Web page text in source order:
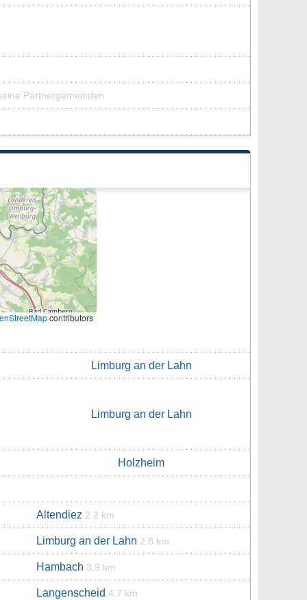
Partnergemeinden
contributors
Limburg an der Lahn
Limburg an der Lahn
Holzheim
Altendiez 2.2 km
Limburg an der Lahn 2.8 km
Hambach 3.9 km
Langenscheid 4.7 km